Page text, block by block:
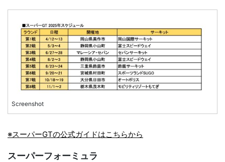
Screenshot
※スーパーGTの公式ガイドはこちらから
スーパーフォーミュラ